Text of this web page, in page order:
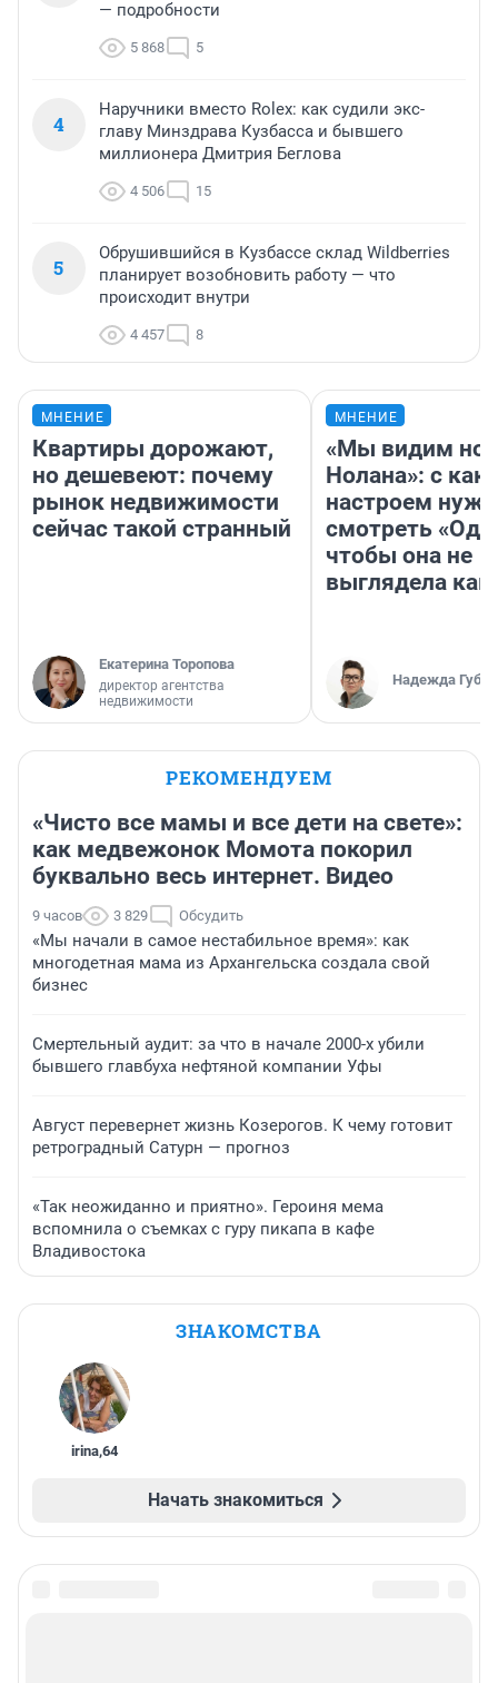
— подробности
5 868 5
4
Наручники вместо Rolex: как судили экс-
главу Минздрава Кузбасса и бывшего
миллионера Дмитрия Беглова
4 506 15
5
Обрушившийся в Кузбассе склад Wildberries
планирует возобновить работу — что
происходит внутри
4 457 8
МНЕНИЕ
Квартиры дорожают,
но дешевеют: почему
рынок недвижимости
сейчас такой странный
Екатерина Торопова
директор агентства
недвижимости
МНЕНИЕ
«Мы видим
Нолана»: с
настроем
смотреть
чтобы она не
выглядела как
Надежда
РЕКОМЕНДУЕМ
«Чисто все мамы и все дети на свете»:
как медвежонок Момота покорил
буквально весь интернет. Видео
9 часов 3 829 Обсудить
«Мы начали в самое нестабильное время»: как
многодетная мама из Архангельска создала свой
бизнес
Смертельный аудит: за что в начале 2000-х убили
бывшего главбуха нефтяной компании Уфы
Август перевернет жизнь Козерогов. К чему готовит
ретроградный Сатурн — прогноз
«Так неожиданно и приятно». Героиня мема
вспомнила о съемках с гуру пикапа в кафе
Владивостока
ЗНАКОМСТВА
irina,64
Начать знакомиться